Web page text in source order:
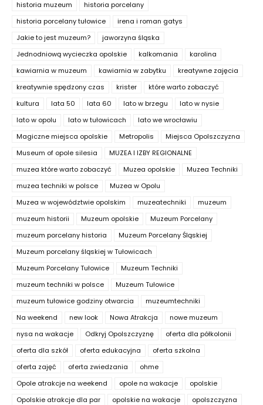
historia muzeum
historia porcelany
historia porcelany tułowice
irena i roman gatys
Jakie to jest muzeum?
jaworzyna śląska
Jednodniową wycieczka opolskie
kalkomania
karolina
kawiarnia w muzeum
kawiarnia w zabytku
kreatywne zajęcia
kreatywnie spędzony czas
krister
które warto zobaczyć
kultura
lata 50 lata 60 lato w brzegu
lato w nysie
lato w opolu
lato w tułowicach
lato we wrocławiu
Magiczne miejsca opolskie
Metropolis
Miejsca Opolszczyzna
Museum of opole silesia
MUZEA I IZBY REGIONALNE
muzea które warto zobaczyć
Muzea opolskie
Muzea Techniki
muzea techniki w polsce
Muzea w Opolu
Muzea w województwie opolskim
muzeatechniki
muzeum
muzeum historii
Muzeum opolskie
Muzeum Porcelany
muzeum porcelany historia
Muzeum Porcelany Śląskiej
Muzeum porcelany śląskiej w Tułowicach
Muzeum Porcelany Tułowice
Muzeum Techniki
muzeum techniki w polsce
Muzeum Tułowice
muzeum tułowice godziny otwarcia
muzeumtechniki
Na weekend
new look Nowa Atrakcja
nowe muzeum
nysa na wakacje
Odkryj Opolszczyznę
oferta dla półkolonii
oferta dla szkół
oferta edukacyjna
oferta szkolna
oferta zajęć
oferta zwiedzania
ohme
Opole atrakcje na weekend
opole na wakacje
opolskie
Opolskie atrakcje dla par
opolskie na wakacje
opolszczyzna